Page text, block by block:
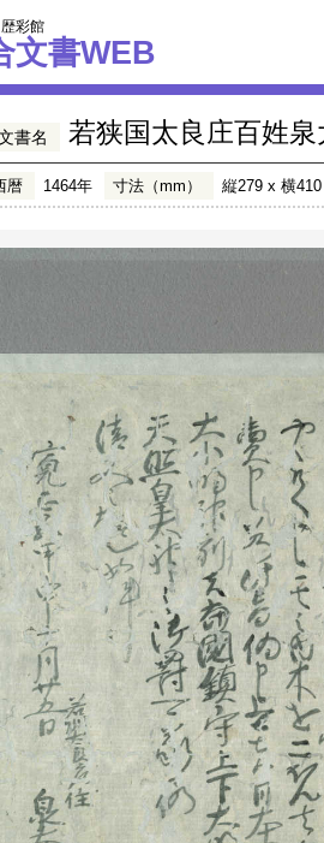
彩館
文書WEB
書名 若狭国太良庄百姓
暦 1464年 寸法（mm） 縦279 x 横410